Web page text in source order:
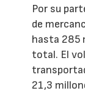
Por su
de
hasta 285
total. El
21,3